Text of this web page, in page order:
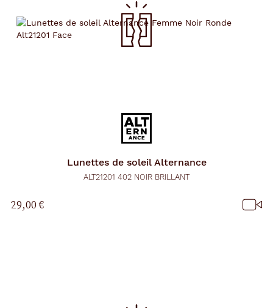
Lunettes de soleil Alternance
ALT21201 402 NOIR BRILLANT
29,00 €